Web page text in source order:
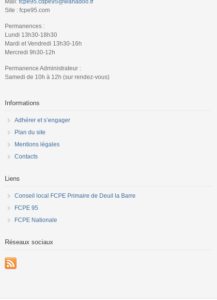
Site : fcpe95.com
Permanences :
Lundi 13h30-18h30
Mardi et Vendredi 13h30-16h
Mercredi 9h30-12h
Permanence Administrateur :
Samedi de 10h à 12h (sur rendez-vous)
Informations
Adhérer et s’engager
Plan du site
Mentions légales
Contacts
Liens
Conseil local FCPE Primaire de Deuil la Barre
FCPE 95
FCPE Nationale
Réseaux sociaux